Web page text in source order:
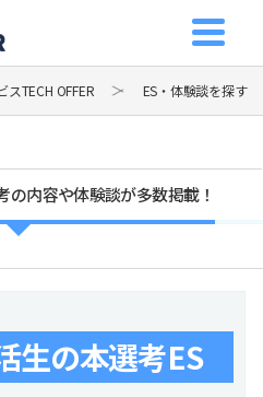
TECH OFFER ES・体験談を探す
内容や体験談が多数掲載！
生の本選考ES